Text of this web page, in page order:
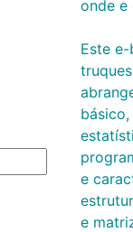
onde e
Este
e
e